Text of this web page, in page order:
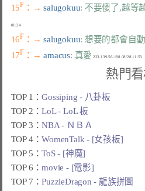
15F ：→ salugokuu: 不要傻了,越等
01:24
16F ：→ salugokuu: 想要的都會自
17F ：→ amacus: 真愛
熱門
TOP 1：Gossiping - 八卦板
TOP 2：LoL - LoL 板
TOP 3：NBA - ＮＢＡ
TOP 4：WomenTalk - [女孩板]
TOP 5：ToS - [神魔]
TOP 6：movie - [電影]
TOP 7：PuzzleDragon - 龍族拼圖